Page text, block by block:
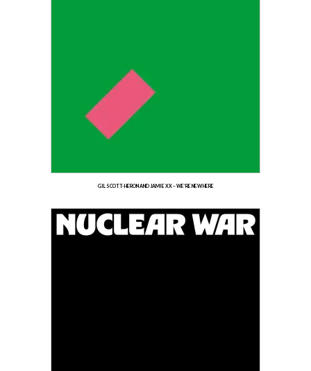
GIL SCOTT-HERON AND JAMIE XX – WE’RE NEW HERE